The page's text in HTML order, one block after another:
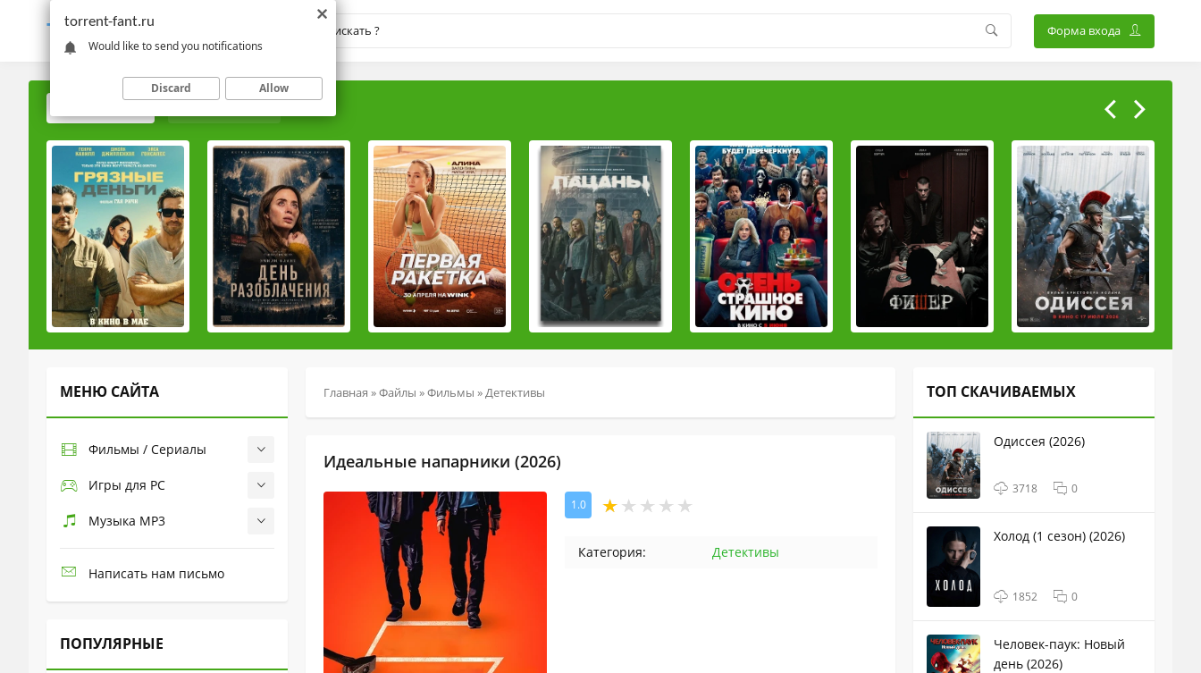
TORRENT-FANT.RU Форма входа
МЕНЮ САЙТА
Фильмы / Сериалы
Игры для PC
Музыка MP3
Написать нам письмо
ПОПУЛЯРНЫЕ
Главная »Файлы »Фильмы »Детективы
Идеальные напарники (2026)
1.0
Категория: Детективы
ТОП СКАЧИВАЕМЫХ
Одиссея (2026)
3718 0
Холод (1 сезон) (2026)
1852 0
Человек-паук: Новый
день (2026)
torrent-fant.ru
Would like to send you notifications
Discard Allow